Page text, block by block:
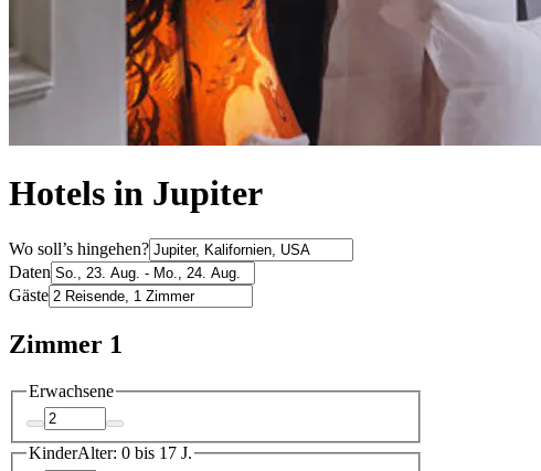
Hotels in Jupiter
Wo soll’s hingehen?
Daten
Gäste
Zimmer 1
Erwachsene
KinderAlter: 0 bis 17 J.